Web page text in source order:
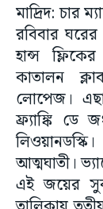
মাদ্রিদ: চার
রবিবার
হান্স
কাতালন
লোপেজ।
ফ্র্যাঙ্কি ডে
আত্মঘাতী।
এই জয়ের